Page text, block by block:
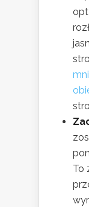
To